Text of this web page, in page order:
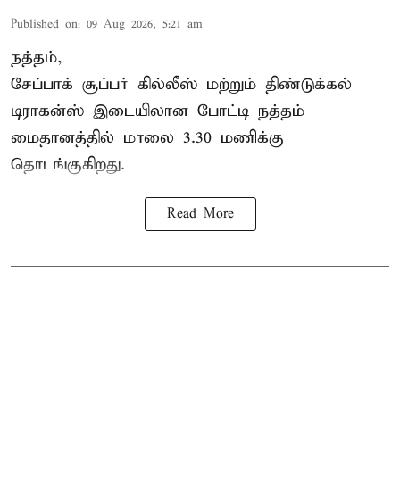
Published on: 09 Aug 2026, 5:21 am
நத்தம்,
சேப்பாக் சூப்பர் கில்லீஸ் மற்றும் திண்டுக்கல்
டிராகன்ஸ் இடையிலான போட்டி நத்தம்
மைதானத்தில் மாலை 3.30 மணிக்கு
தொடங்குகிறது.
Read More